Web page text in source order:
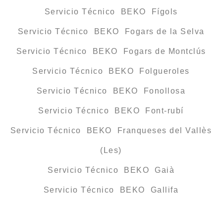
Servicio Técnico BEKO Fígols
Servicio Técnico BEKO Fogars de la Selva
Servicio Técnico BEKO Fogars de Montclús
Servicio Técnico BEKO Folgueroles
Servicio Técnico BEKO Fonollosa
Servicio Técnico BEKO Font-rubí
Servicio Técnico BEKO Franqueses del Vallès
(Les)
Servicio Técnico BEKO Gaià
Servicio Técnico BEKO Gallifa